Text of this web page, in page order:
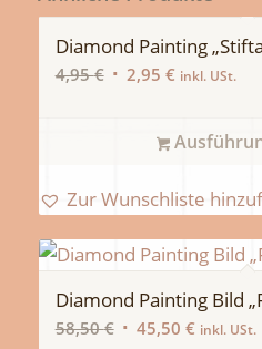
Diamond Painting
4,95€ Ursprünglicher
2,95 €Aktueller
2,95 €.
inkl. USt.
Zur Wunschliste
Diamond Painting Bild
58,50€ Ursprünglicher
45,50 €Aktueller
inkl. USt.